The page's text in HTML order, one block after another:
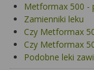
Metformax 500 -
Zamienniki leku
Czy Metformax
Czy Metformax
Podobne leki